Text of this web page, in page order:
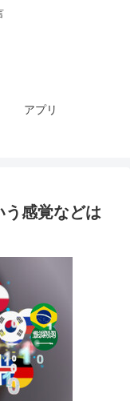
アプリ
う感覚などは